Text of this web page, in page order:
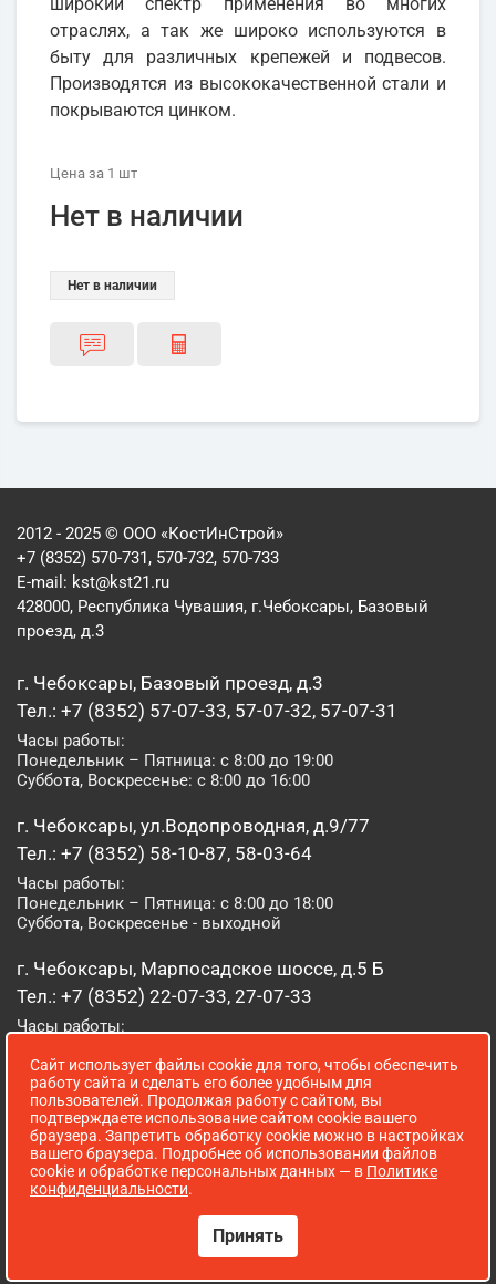
отраслях, а так же широко используются в
быту для различных крепежей и подвесов.
Производятся из высококачественной стали и
покрываются цинком.
Цена за 1 шт
Нет в наличии
Нет в наличии
2012 - 2025 © ООО «КостИнСтрой»
+7 (8352) 570-731, 570-732, 570-733
E-mail: kst@kst21.ru
428000, Республика Чувашия, г.Чебоксары, Базовый
проезд, д.3
г. Чебоксары, Базовый проезд, д.3
Тел.: +7 (8352) 57-07-33, 57-07-32, 57-07-31
Часы работы:
Понедельник – Пятница: с 8:00 до 19:00
Суббота, Воскресенье: с 8:00 до 16:00
г. Чебоксары, ул.Водопроводная, д.9/77
Тел.: +7 (8352) 58-10-87, 58-03-64
Часы работы:
Понедельник – Пятница: с 8:00 до 18:00
Суббота, Воскресенье - выходной
г. Чебоксары, Марпосадское шоссе, д.5 Б
Тел.: +7 (8352) 22-07-33, 27-07-33
Часы работы:
Суббота, Воскресенье: с 8:00 до 16:00
г. Йошкар-Ола, ул. Луначарского, д. 52 А
Тел.: (8362) 41-07-31
Часы работы:
Понедельник – Пятница: с 8:00 до 18:00
Сопровождение сайта WebStroy
Сайт использует файлы cookie для того, чтобы обеспечить
работу сайта и сделать его более удобным для
пользователей. Продолжая работу с сайтом, вы
подтверждаете использование сайтом cookie вашего
браузера. Запретить обработку cookie можно в настройках
вашего браузера. Подробнее об использовании файлов
cookie и обработке персональных данных — в Политике
конфиденциальности.
Принять